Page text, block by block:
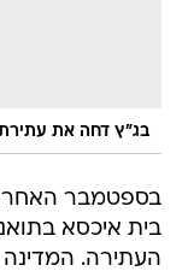
בג"ץ דחה את
בספטמבר
בית איכסא
העתירה. המדינה